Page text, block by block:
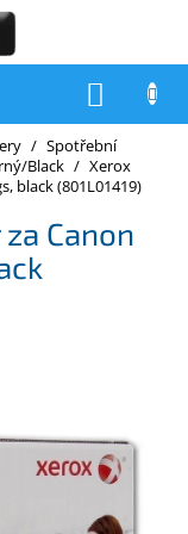
/ Spotřební
Black / Xerox
black (801L01419)
Canon